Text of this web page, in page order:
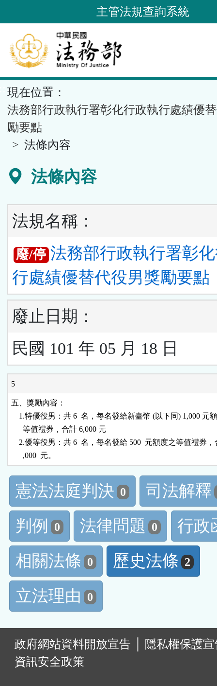
到
要
內
容
區
塊
主管法規查詢系統
現在位置：
法務部行政執行署彰化行政執行處績優
勵要點
法條內容
法條內容
法規名稱：
廢/停 法務部行政執行署彰
行處績優替代役男獎勵要點
廢止日期：
民國 101 年 05 月 18 日
5
五、獎勵內容：
1.特優役男：共 6  名，每名發給新臺幣 (以下同) 1,000 元
      等值禮券，合計 6,000 元
2.優等役男：共 6  名，每名發給 500  元額度之等值禮券，
      ,000  元。
憲法法庭判決 0
司法解釋
判例
0 法律問題 0
行政
相關法條 0 歷史法條 2
立法理由 0
政府網站資料開放宣告
隱私權保護
資訊安全政策